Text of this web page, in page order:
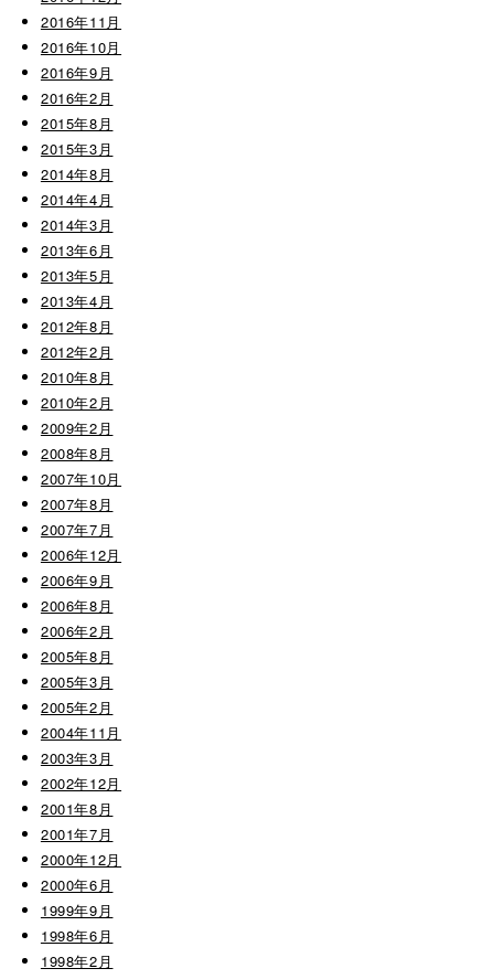
2016年11月
2016年10月
2016年9月
2016年2月
2015年8月
2015年3月
2014年8月
2014年4月
2014年3月
2013年6月
2013年5月
2013年4月
2012年8月
2012年2月
2010年8月
2010年2月
2009年2月
2008年8月
2007年10月
2007年8月
2007年7月
2006年12月
2006年9月
2006年8月
2006年2月
2005年8月
2005年3月
2005年2月
2004年11月
2003年3月
2002年12月
2001年8月
2001年7月
2000年12月
2000年6月
1999年9月
1998年6月
1998年2月